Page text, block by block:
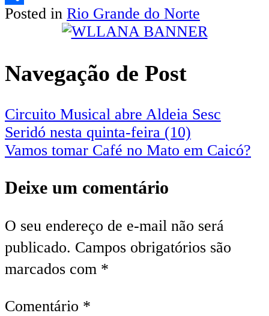
Share
Posted in Rio Grande do Norte
Navegação de Post
Circuito Musical abre Aldeia Sesc
Seridó nesta quinta-feira (10)
Vamos tomar Café no Mato em Caicó?
Deixe um comentário
O seu endereço de e-mail não será
publicado. Campos obrigatórios são
marcados com *
Comentário *